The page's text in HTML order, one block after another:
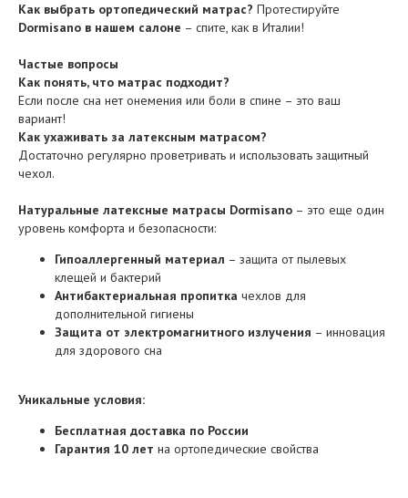
Как выбрать ортопедический матрас? Протестируйте
Dormisano в нашем салоне – спите, как в Италии!
Частые вопросы
Как понять, что матрас подходит?
Если после сна нет онемения или боли в спине – это ваш
вариант!
Как ухаживать за латексным матрасом?
Достаточно регулярно проветривать и использовать защитный
чехол.
Натуральные латексные матрасы Dormisano – это еще один
уровень комфорта и безопасности:
Гипоаллергенный материал – защита от пылевых
клещей и бактерий
Антибактериальная пропитка чехлов для
дополнительной гигиены
Защита от электромагнитного излучения – инновация
для здорового сна
Уникальные условия:
Бесплатная доставка по России
Гарантия 10 лет на ортопедические свойства